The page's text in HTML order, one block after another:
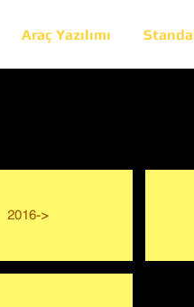
Araç Yazılımı
2016->